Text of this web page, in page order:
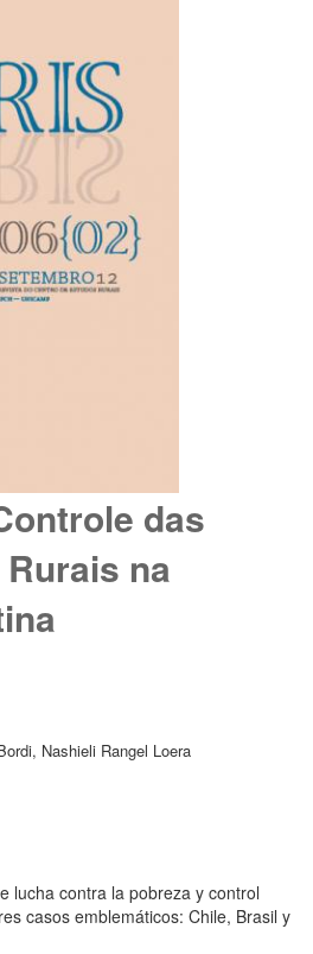
das
na
Nashieli Rangel Loera
lucha contra la pobreza y control
casos emblemáticos: Chile, Brasil y